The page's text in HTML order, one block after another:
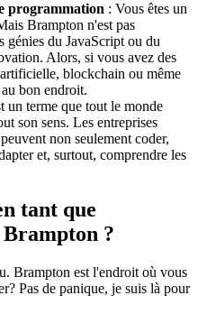
programmation : Vous êtes un
Brampton n'est pas
génies du JavaScript ou du
Alors, si vous avez des
blockchain ou même
bon endroit.
un terme que tout le monde
son sens. Les entreprises
non seulement coder,
et, surtout, comprendre les
tant que
?
Brampton est l'endroit où vous
Pas de panique, je suis là pour